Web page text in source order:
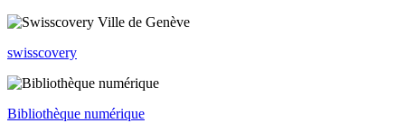
swisscovery
Bibliothèque numérique